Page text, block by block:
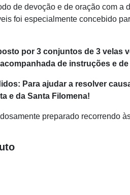
de devoção e de oração com
foi especialmente concebido
por 3 conjuntos de 3 velas
de instruções e
Para ajudar a resolver
e da Santa Filomena!
preparado recorrendo